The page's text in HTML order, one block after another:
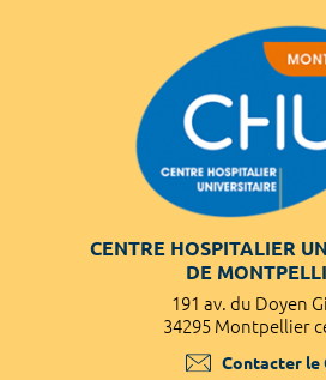
CENTRE HOSPITALIER
DE
191 av. du Doyen
34295 Montpellier
Contacter le